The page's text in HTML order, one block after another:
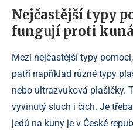
Nejčastější typy
fungují proti
Mezi nejčastější typy
patří například různé typy
nebo ultrazvuková plašičky.
vyvinutý sluch i čich. Je
jedů na kuny je v České